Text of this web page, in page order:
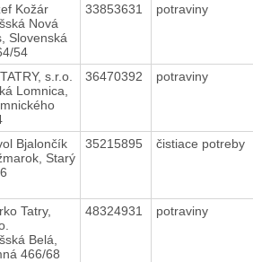
Kožár
Nová
Slovenská
54
33853631 potraviny
s.r.o.
Lomnica,
36470392 potraviny
Bjalončík
Starý
35215895 čistiace potreby
Tatry,
Belá,
466/68
48324931 potraviny